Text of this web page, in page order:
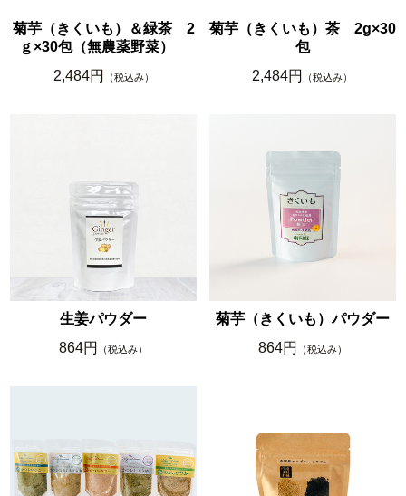
菊芋（きくいも）＆緑茶 2
ｇ×30包（無農薬野菜）
2,484円
（税込み）
菊芋（きくいも）茶 2g×30
包
2,484円
（税込み）
生姜パウダー
864円
（税込み）
菊芋（きくいも）パウダー
864円
（税込み）